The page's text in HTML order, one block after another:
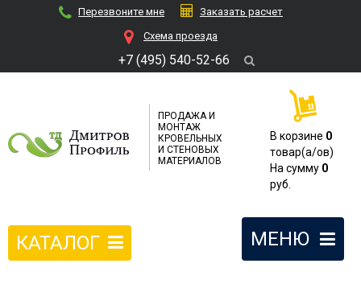
Перезвоните мне
Заказать расчет
Cхема проезда
+7 (495) 540-52-66
ПРОДАЖА И
МОНТАЖ
КРОВЕЛЬНЫХ
И СТЕНОВЫХ
МАТЕРИАЛОВ
В корзине 0
товар(a/ов)
На сумму 0
руб.
МЕНЮ
КАТАЛОГ